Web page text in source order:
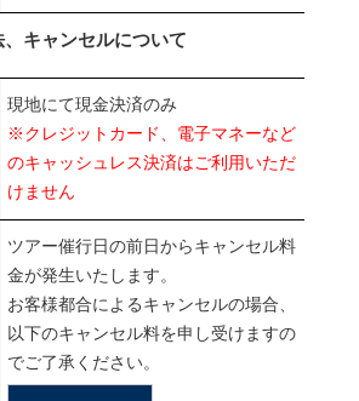
キャンセルについて
現地にて現金決済のみ
※クレジットカード、電子マネーなど
のキャッシュレス決済はご利用いただ
けません
ツアー催行日の前日からキャンセル料
金が発生いたします。
お客様都合によるキャンセルの場合、
以下のキャンセル料を申し受けますの
でご了承ください。